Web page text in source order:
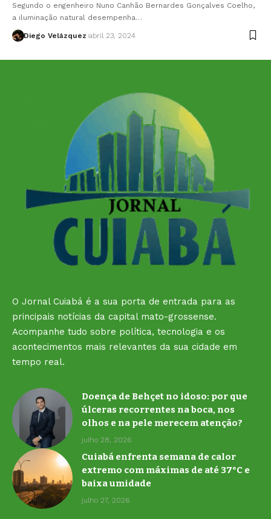
Segundo o engenheiro Nuno Canhão Bernardes Gonçalves Coelho,
a iluminação natural desempenha…
Diego Velázquez abril 23, 2024
O Jornal Cuiabá é a sua porta de entrada para as
principais notícias da capital mato-grossense.
Acompanhe tudo sobre política, tecnologia e os
acontecimentos mais relevantes da sua cidade em
tempo real.
Doença de Behçet no idoso: por que
úlceras recorrentes na boca, nos
olhos e na pele merecem atenção?
julho 28, 2026
Cuiabá enfrenta semana de calor
extremo com máximas de até 37°C e
baixa umidade
julho 27, 2026